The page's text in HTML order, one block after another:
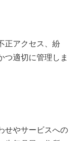
正アクセス、紛
つ適切に管理しま
せやサービスへの